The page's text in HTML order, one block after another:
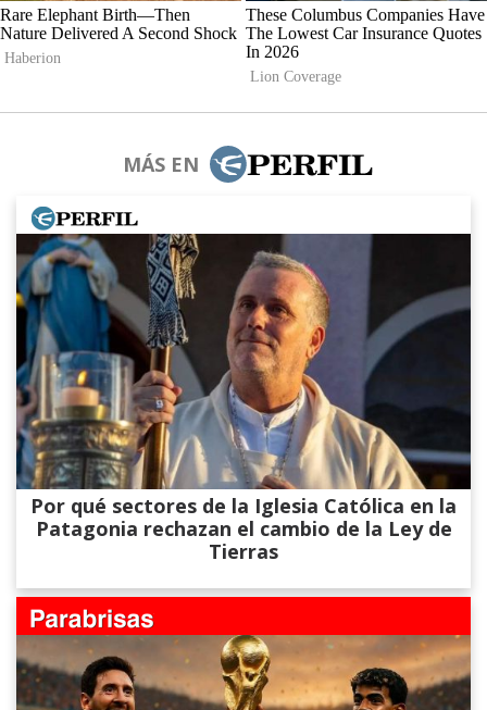
MÁS EN
Por qué sectores de la Iglesia Católica en la
Patagonia rechazan el cambio de la Ley de
Tierras